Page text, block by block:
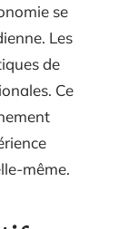
se
Les
de
Ce
même.